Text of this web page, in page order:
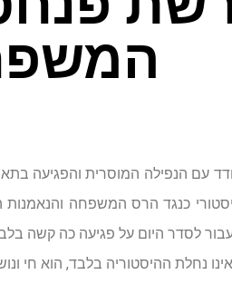
עם הנפילה המוסרית והפגיעה
כנגד הרס המשפחה
לסדר היום על פגיעה כה קשה
אינו נחלת ההיסטוריה בלבד, הוא חי